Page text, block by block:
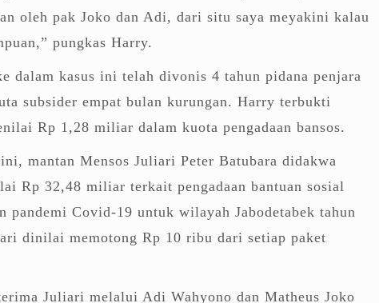
oleh pak Joko dan Adi, dari situ saya meyakini kalau
pungkas Harry.
dalam kasus ini telah divonis 4 tahun pidana penjara
subsider empat bulan kurungan. Harry terbukti
Rp 1,28 miliar dalam kuota pengadaan bansos.
mantan Mensos Juliari Peter Batubara didakwa
Rp 32,48 miliar terkait pengadaan bantuan sosial
pandemi Covid-19 untuk wilayah Jabodetabek tahun
dinilai memotong Rp 10 ribu dari setiap paket
Juliari melalui Adi Wahyono dan Matheus Joko